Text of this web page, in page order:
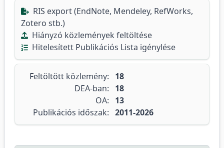
RIS export (EndNote, Mendeley, RefWorks,
Zotero stb.)
Hiányzó közlemények feltöltése
Hitelesített Publikációs Lista igénylése
Feltöltött közlemény:
18
DEA-ban:
18
OA:
13
Publikációs időszak: 2011-2026